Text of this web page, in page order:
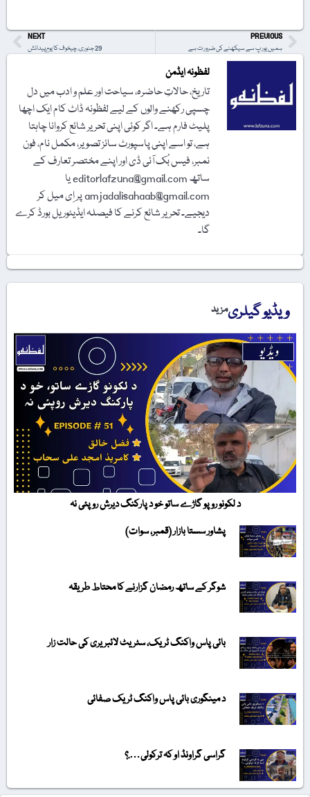
PREVIOUS
ہمیں یورپ سے سیکھنے کی ضرورت ہے
NEXT
29 جنوری، چیخوف کا یومِ پیدائش
لفظونہ ایڈمن
تاریخ، حالاتِ حاضرہ، سیاحت اور علم و ادب میں دل
چسپی رکھنے والوں کے لیے لفظونہ ڈاٹ کام ایک اچھا
پلیٹ فارم ہے۔ اگر کوئی اپنی تحریر شائع کروانا چاہتا
ہے، تو اسے اپنی پاسپورٹ سائز تصویر، مکمل نام، فون
نمبر، فیس بُک آئی ڈی اور اپنے مختصر تعارف کے
ساتھ editorlafzuna@gmail.com یا
amjadalisahaab@gmail.com پر اِی میل کر
دیجیے۔ تحریر شائع کرنے کا فیصلہ ایڈیٹوریل بورڈ کرے
گا۔
ویڈیو گیلریمزید
د لکونو روپو گاڑے ساتو خو د پارکنگ دیرش روپئی نہ
پشاور سستا بازار (قمبر، سوات)
شوگر کے ساتھ رمضان گزارنے کا محتاط طریقہ
بائی پاس واکنگ ٹریک، سٹریٹ لائبریری کی حالت زار
د مینگوری بائی پاس واکنگ ٹریک صفائی
گراسی گراونڈ او کہ ترکولی….؟